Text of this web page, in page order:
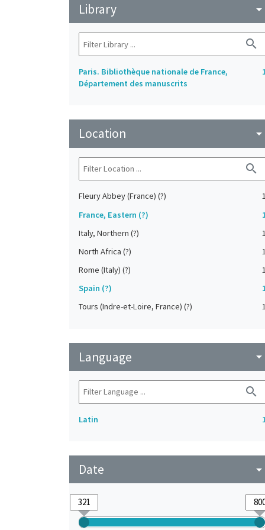
Library arrow_drop_down
search
Paris. Bibliothèque nationale de France,
Département des manuscrits
Location arrow_drop_down
search
Fleury Abbey (France) (?)
1
France, Eastern (?)
Italy, Northern (?)
1
North Africa (?)
1
Rome (Italy) (?)
1
Spain (?)
Tours (Indre-et-Loire, France) (?)
1
Language arrow_drop_down
search
Latin
Date arrow_drop_down